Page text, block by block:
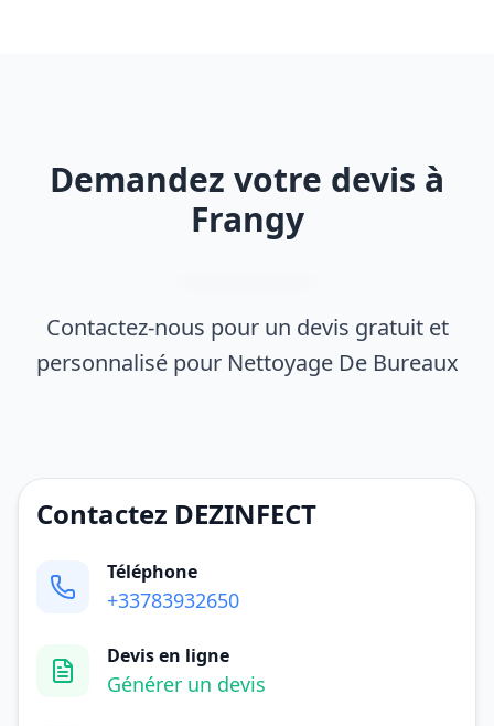
Demandez votre devis à
Frangy
Contactez-nous pour un devis gratuit et
personnalisé pour Nettoyage De Bureaux
Contactez DEZINFECT
Téléphone
+33783932650
Devis en ligne
Générer un devis